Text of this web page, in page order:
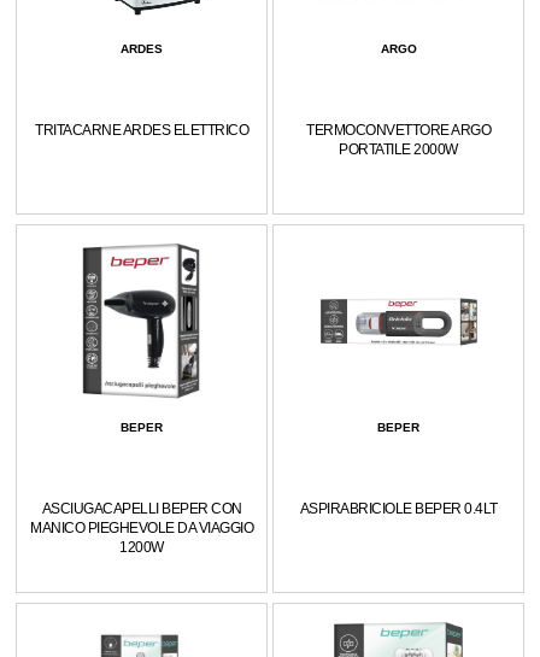
ARDES
TRITACARNE ARDES ELETTRICO
ARGO
TERMOCONVETTORE ARGO
PORTATILE 2000W
BEPER
ASCIUGACAPELLI BEPER CON
MANICO PIEGHEVOLE DA VIAGGIO
1200W
BEPER
ASPIRABRICIOLE BEPER 0.4LT